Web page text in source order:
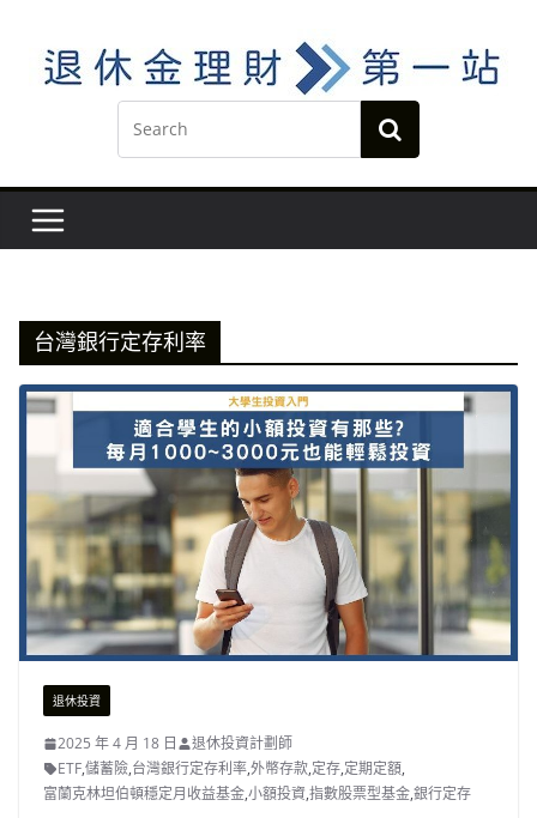
content
台灣銀行定存利率
退休投資
2025 年 4 月 18 日
退休投資計劃師
ETF,儲蓄險,台灣銀行定存利率,外幣存款,定存,定期定額,
富蘭克林坦伯頓穩定月收益基金,小額投資,指數股票型基金,銀行定存